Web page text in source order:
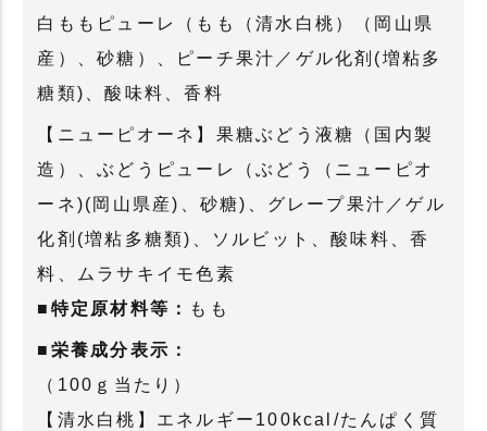
白ももピューレ（もも（清水白桃）（岡山県
産）、砂糖）、ピーチ果汁／ゲル化剤(増粘多
糖類)、酸味料、香料
【ニューピオーネ】果糖ぶどう液糖（国内製
造）、ぶどうピューレ（ぶどう（ニューピオ
ーネ)(岡山県産)、砂糖)、グレープ果汁／ゲル
化剤(増粘多糖類)、ソルビット、酸味料、香
料、ムラサキイモ色素
■特定原材料等：
もも
■栄養成分表示：
（100ｇ当たり）
【清水白桃】エネルギー100kcal/たんぱく質